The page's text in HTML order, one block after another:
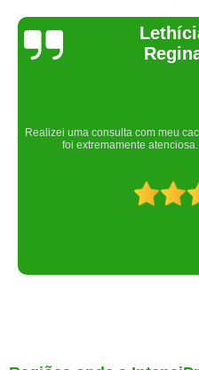
Joelma
Um lugar maravilhoso. Sempre